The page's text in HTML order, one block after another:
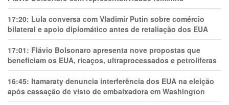
17:20: Lula conversa com Vladimir Putin sobre comércio
bilateral e apoio diplomático antes de retaliação dos EUA
17:01: Flávio Bolsonaro apresenta nove propostas que
beneficiam os EUA, ricaços, ultraprocessados e petrolíferas
16:45: Itamaraty denuncia interferência dos EUA na eleição
após cassação de visto de embaixadora em Washington